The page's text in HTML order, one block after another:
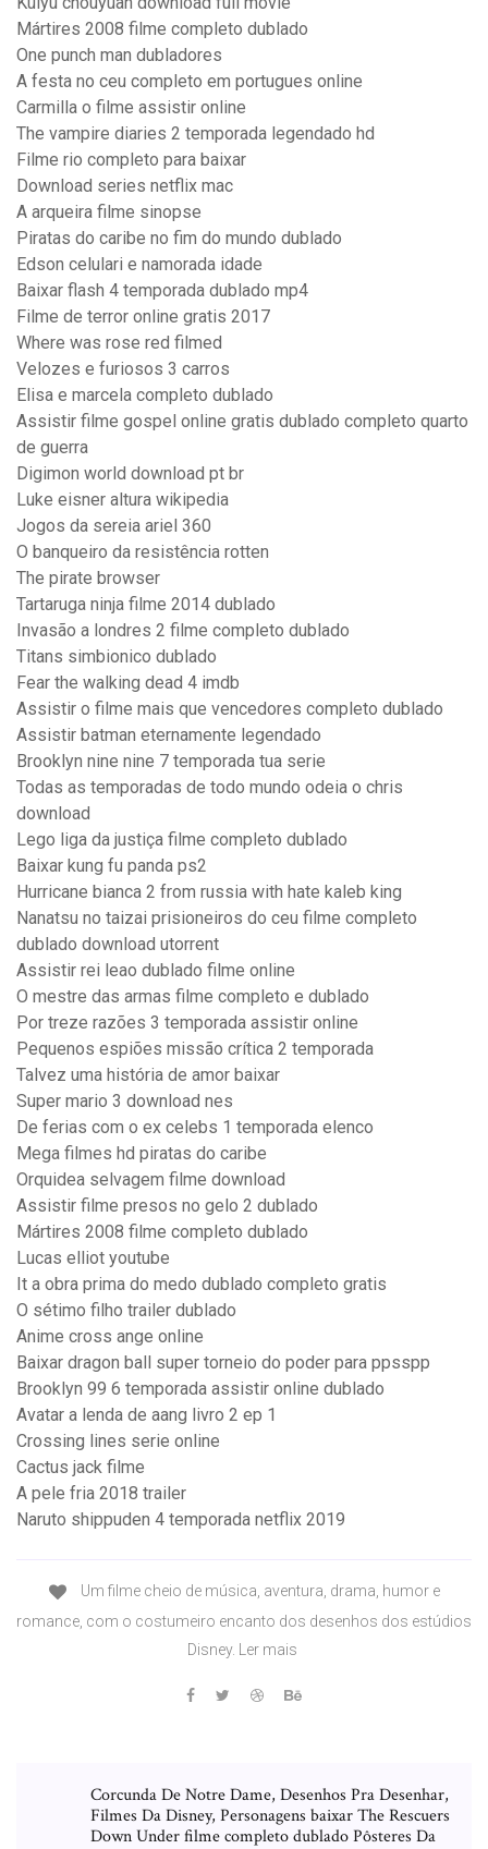
Mártires 2008 filme completo dublado
One punch man dubladores
A festa no ceu completo em portugues online
Carmilla o filme assistir online
The vampire diaries 2 temporada legendado hd
Filme rio completo para baixar
Download series netflix mac
A arqueira filme sinopse
Piratas do caribe no fim do mundo dublado
Edson celulari e namorada idade
Baixar flash 4 temporada dublado mp4
Filme de terror online gratis 2017
Where was rose red filmed
Velozes e furiosos 3 carros
Elisa e marcela completo dublado
Assistir filme gospel online gratis dublado completo quarto
de guerra
Digimon world download pt br
Luke eisner altura wikipedia
Jogos da sereia ariel 360
O banqueiro da resistência rotten
The pirate browser
Tartaruga ninja filme 2014 dublado
Invasão a londres 2 filme completo dublado
Titans simbionico dublado
Fear the walking dead 4 imdb
Assistir o filme mais que vencedores completo dublado
Assistir batman eternamente legendado
Brooklyn nine nine 7 temporada tua serie
Todas as temporadas de todo mundo odeia o chris
download
Lego liga da justiça filme completo dublado
Baixar kung fu panda ps2
Hurricane bianca 2 from russia with hate kaleb king
Nanatsu no taizai prisioneiros do ceu filme completo
dublado download utorrent
Assistir rei leao dublado filme online
O mestre das armas filme completo e dublado
Por treze razões 3 temporada assistir online
Pequenos espiões missão crítica 2 temporada
Talvez uma história de amor baixar
Super mario 3 download nes
De ferias com o ex celebs 1 temporada elenco
Mega filmes hd piratas do caribe
Orquidea selvagem filme download
Assistir filme presos no gelo 2 dublado
Mártires 2008 filme completo dublado
Lucas elliot youtube
It a obra prima do medo dublado completo gratis
O sétimo filho trailer dublado
Anime cross ange online
Baixar dragon ball super torneio do poder para ppsspp
Brooklyn 99 6 temporada assistir online dublado
Avatar a lenda de aang livro 2 ep 1
Crossing lines serie online
Cactus jack filme
A pele fria 2018 trailer
Naruto shippuden 4 temporada netflix 2019
Um filme cheio de música, aventura, drama, humor e
romance, com o costumeiro encanto dos desenhos dos estúdios
Disney. Ler mais
Corcunda De Notre Dame, Desenhos Pra Desenhar,
Filmes Da Disney, Personagens baixar The Rescuers
Down Under filme completo dublado Pôsteres Da